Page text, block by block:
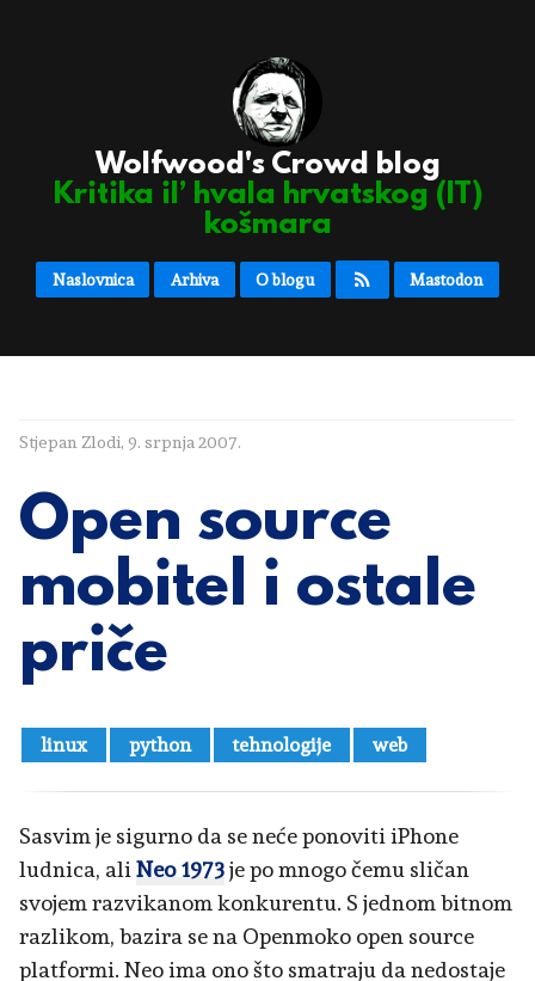
Wolfwood's Crowd blog
Kritika il’ hvala hrvatskog (IT)
košmara
Naslovnica Arhiva O blogu Mastodon
Stjepan Zlodi, 9. srpnja 2007.
Open source
mobitel i ostale
priče
linux python tehnologije web
Sasvim je sigurno da se neće ponoviti iPhone
ludnica, ali Neo 1973je po mnogo čemu sličan
svojem razvikanom konkurentu. S jednom bitnom
razlikom, bazira se na Openmoko open source
platformi. Neo ima ono što smatraju da nedostaje